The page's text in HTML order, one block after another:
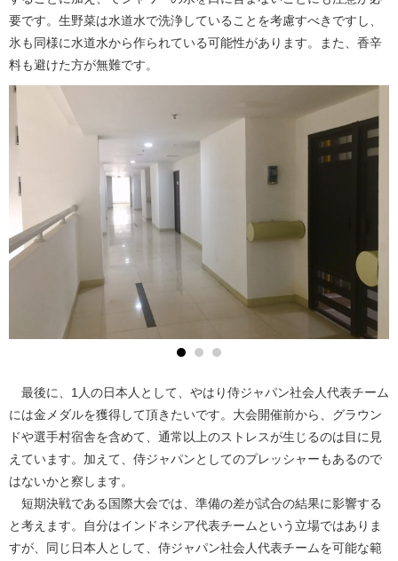
要です。生野菜は水道水で洗浄していることを考慮すべきですし、
氷も同様に水道水から作られている可能性があります。また、香辛
料も避けた方が無難です。
最後に、1人の日本人として、やはり侍ジャパン社会人代表チーム
には金メダルを獲得して頂きたいです。大会開催前から、グラウン
ドや選手村宿舎を含めて、通常以上のストレスが生じるのは目に見
えています。加えて、侍ジャパンとしてのプレッシャーもあるので
はないかと察します。
短期決戦である国際大会では、準備の差が試合の結果に影響する
と考えます。自分はインドネシア代表チームという立場ではありま
すが、同じ日本人として、侍ジャパン社会人代表チームを可能な範